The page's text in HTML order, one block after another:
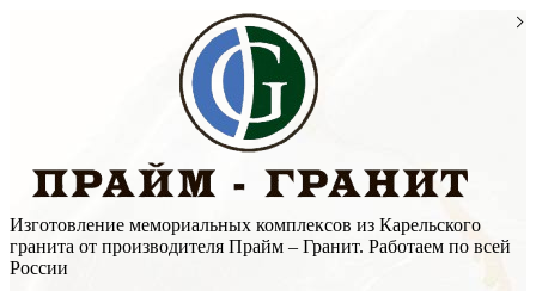
Изготовление мемориальных комплексов из Карельского
гранита от производителя Прайм – Гранит. Работаем по всей
России